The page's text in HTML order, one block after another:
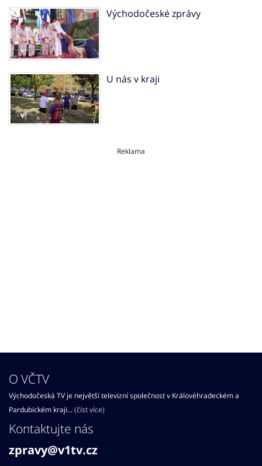
Východočeské zprávy
U nás v kraji
Reklama
O VČTV
Východočeská TV je největší televizní společnost v Královéhradeckém a
Pardubickém kraji...(číst více)
Kontaktujte nás
zpravy@v1tv.cz